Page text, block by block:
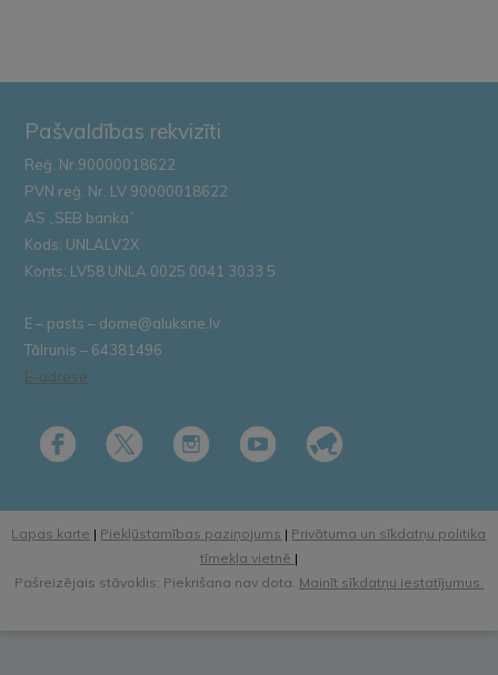
Pašvaldības rekvizīti
Reģ. Nr.90000018622
PVN reģ. Nr. LV 90000018622
AS „SEB banka”
Kods: UNLALV2X
Konts: LV58 UNLA 0025 0041 3033 5
E – pasts – dome@aluksne.lv
Tālrunis – 64381496
E-adrese
Lapas karte | Piekļūstamības paziņojums | Privātuma un sīkdatņu politika
tīmekļa vietnē |
Pašreizējais stāvoklis: Piekrišana nav dota. Mainīt sīkdatņu iestatījumus.